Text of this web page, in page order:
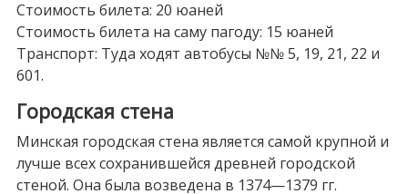
Стоимость билета: 20 юаней
Стоимость билета на саму пагоду: 15 юаней
Транспорт: Туда ходят автобусы №№ 5, 19, 21, 22 и
601.
Городская стена
Минская городская стена является самой крупной и
лучше всех сохранившейся древней городской
стеной. Она была возведена в 1374—1379 гг.